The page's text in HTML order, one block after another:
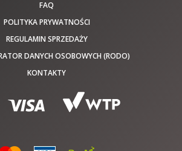
FAQ
POLITYKA PRYWATNOŚCI
REGULAMIN SPRZEDAŻY
DANYCH OSOBOWYCH (RODO)
KONTAKTY